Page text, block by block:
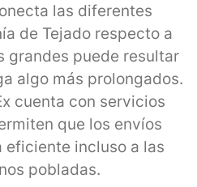
las diferentes
de Tejado respecto a
grandes puede resultar
algo más prolongados.
cuenta con servicios
que los envíos
eficiente incluso a las
pobladas.